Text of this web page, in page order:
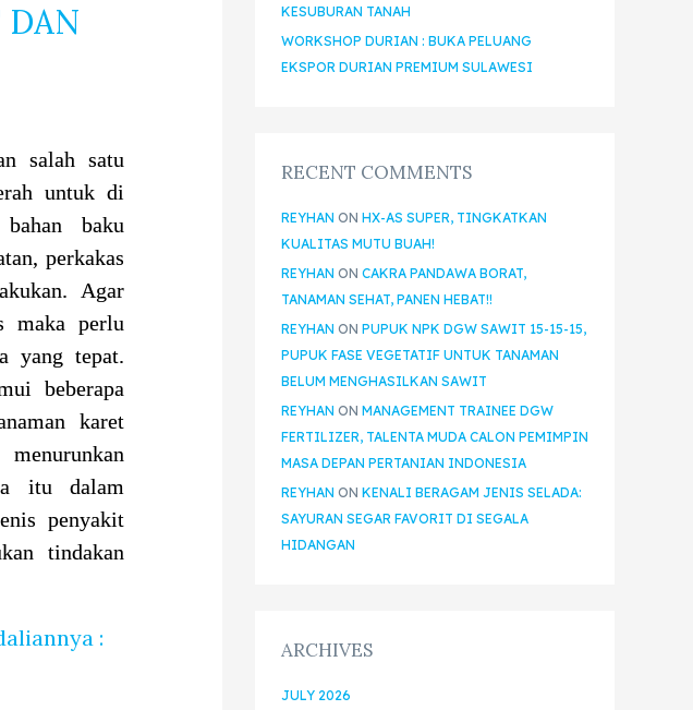
DAN
salah satu
untuk di
baku
perkakas
Agar
maka perlu
yang tepat.
beberapa
karet
itu dalam
penyakit
tindakan
:
KESUBURAN TANAH
WORKSHOP DURIAN : BUKA PELUANG
EKSPOR DURIAN PREMIUM SULAWESI
RECENT COMMENTS
REYHAN ON HX-AS SUPER, TINGKATKAN
KUALITAS MUTU BUAH!
REYHAN ON CAKRA PANDAWA BORAT,
TANAMAN SEHAT, PANEN HEBAT!!
REYHAN ON PUPUK NPK DGW SAWIT 15-15-15,
PUPUK FASE VEGETATIF UNTUK TANAMAN
BELUM MENGHASILKAN SAWIT
REYHAN ON MANAGEMENT TRAINEE DGW
FERTILIZER, TALENTA MUDA CALON PEMIMPIN
MASA DEPAN PERTANIAN INDONESIA
REYHAN ON KENALI BERAGAM JENIS SELADA:
SAYURAN SEGAR FAVORIT DI SEGALA
HIDANGAN
ARCHIVES
JULY 2026